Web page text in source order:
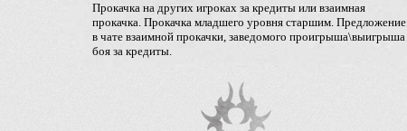
Прокачка на других игроках за кредиты или взаимная
прокачка. Прокачка младшего уровня старшим. Предложение
в чате взаимной прокачки, заведомого проигрыша\выигрыша
боя за кредиты.